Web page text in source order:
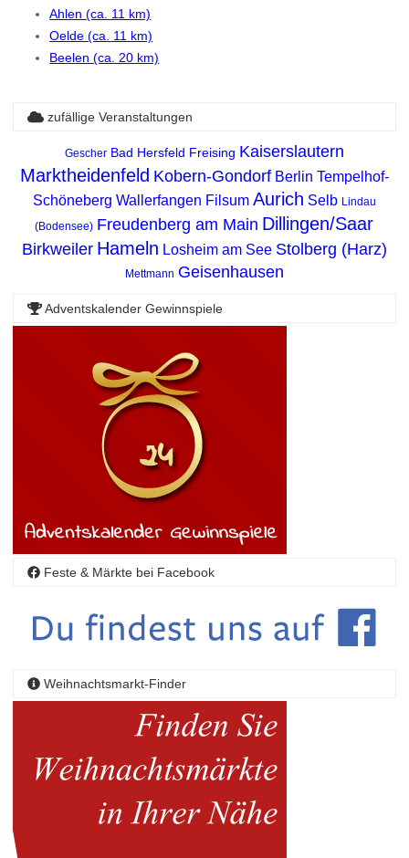
Ahlen (ca. 11 km)
Oelde (ca. 11 km)
Beelen (ca. 20 km)
zufällige Veranstaltungen
Gescher Bad Hersfeld Freising Kaiserslautern
Marktheidenfeld Kobern-Gondorf Berlin Tempelhof-
Schöneberg Wallerfangen Filsum Aurich Selb Lindau
(Bodensee) Freudenberg am Main Dillingen/Saar
Birkweiler Hameln Losheim am See Stolberg (Harz)
Mettmann Geisenhausen
Adventskalender Gewinnspiele
Feste & Märkte bei Facebook
Weihnachtsmarkt-Finder